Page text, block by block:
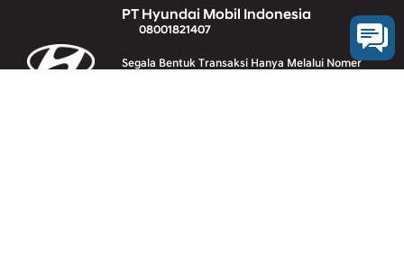
PT Hyundai Mobil Indonesia
08001821407
Segala Bentuk Transaksi Hanya Melalui Nomer